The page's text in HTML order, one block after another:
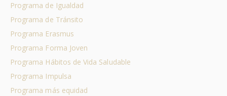
Programa de Igualdad
Programa de Tránsito
Programa Erasmus
Programa Forma Joven
Programa Hábitos de Vida Saludable
Programa Impulsa
Programa más equidad